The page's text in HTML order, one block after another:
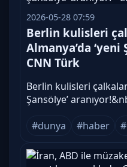
2026-05-28 07:59
Berlin kulisleri
Almanya’da ‘yeni
CNN Türk
Berlin kulisleri
Şansölye’
#dunya
#haber